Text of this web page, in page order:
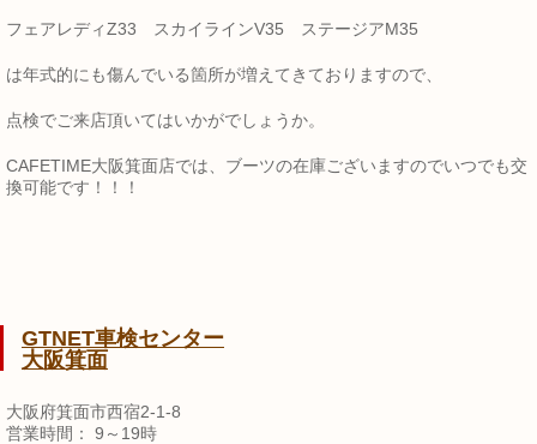
フェアレディZ33 スカイラインV35 ステージアM35
は年式的にも傷んでいる箇所が増えてきておりますので、
点検でご来店頂いてはいかがでしょうか。
CAFETIME大阪箕面店では、ブーツの在庫ございますのでいつでも交
換可能です！！！
GTNET車検センター
大阪箕面
大阪府箕面市西宿2-1-8
営業時間： 9～19時